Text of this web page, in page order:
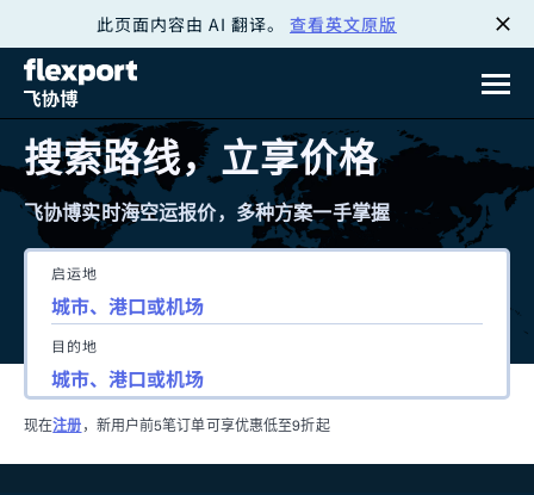
此页面内容由 AI 翻译。 查看英文原版
搜索路线，立享价格
飞协博实时海空运报价，多种方案一手掌握
启运地
目的地
现在注册 ，新用户前5笔订单可享优惠低至9折起